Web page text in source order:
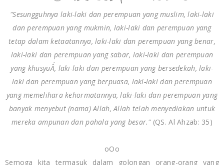
"Sesungguhnya laki-laki dan perempuan yang muslim, laki-laki
dan perempuan yang mukmin, laki-laki dan perempuan yang
tetap dalam ketaatannya, laki-laki dan perempuan yang benar,
laki-laki dan perempuan yang sabar, laki-laki dan perempuan
yang khusyuÂ´, laki-laki dan perempuan yang bersedekah, laki-
laki dan perempuan yang berpuasa, laki-laki dan perempuan
yang memelihara kehormatannya, laki-laki dan perempuan yang
banyak menyebut (nama) Allah, Allah telah menyediakan untuk
mereka ampunan dan pahala yang besar." (QS. Al Ahzab: 35)
oOo
Semoga kita termasuk dalam golongan orang-orang yang